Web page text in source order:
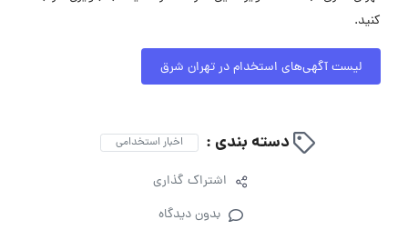
کنید.
لیست آگهی‌های استخدام در تهران شرق
دسته بندی : اخبار استخدامی
اشتراک گذاری
بدون دیدگاه